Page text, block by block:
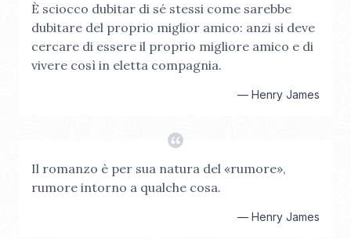
È sciocco dubitar di sé stessi come sarebbe
dubitare del proprio miglior amico: anzi si deve
cercare di essere il proprio migliore amico e di
vivere così in eletta compagnia.
— Henry James
Il romanzo è per sua natura del «rumore»,
rumore intorno a qualche cosa.
— Henry James